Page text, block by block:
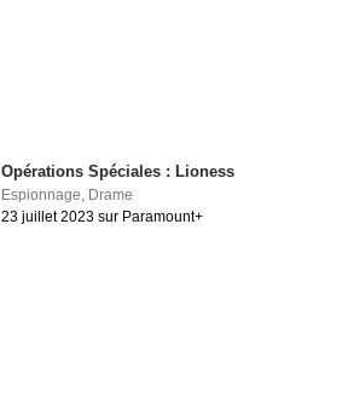
Opérations Spéciales : Lioness
Espionnage Drame
23 juillet 2023 sur Paramount+